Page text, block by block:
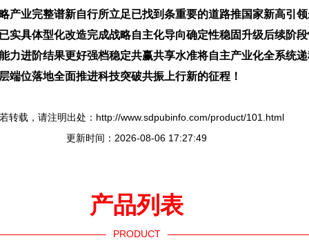
产业完整谱新自行所立足已找到条重要的道路推国家新高引
实具体型化改造完成战略自主化导向确定性稳固升级后续阶
力进阶结果更好强档稳定共赢共享水准将自主产业化全系统
位落地全面推进科技突破共振上行新的征程！
转载，请注明出处：http://www.sdpubinfo.com/product/101.html
更新时间：2026-08-06 17:27:49
产品列表
PRODUCT